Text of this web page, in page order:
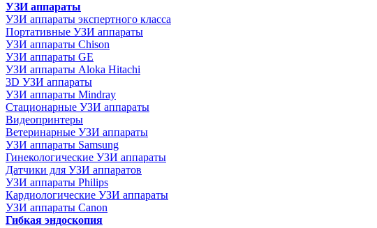
УЗИ аппараты
УЗИ аппараты экспертного класса
Портативные УЗИ аппараты
УЗИ аппараты Chison
УЗИ аппараты GE
УЗИ аппараты Aloka Hitachi
3D УЗИ аппараты
УЗИ аппараты Mindray
Стационарные УЗИ аппараты
Видеопринтеры
Ветеринарные УЗИ аппараты
УЗИ аппараты Samsung
Гинекологические УЗИ аппараты
Датчики для УЗИ аппаратов
УЗИ аппараты Philips
Кардиологические УЗИ аппараты
УЗИ аппараты Canon
Гибкая эндоскопия